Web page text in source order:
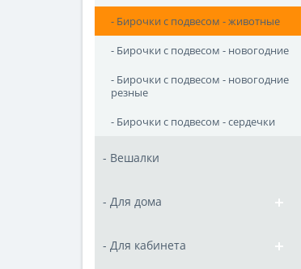
- Бирочки с подвесом - животные
- Бирочки с подвесом - новогодние
- Бирочки с подвесом - новогодние
резные
- Бирочки с подвесом - сердечки
- Вешалки
- Для дома
- Для кабинета